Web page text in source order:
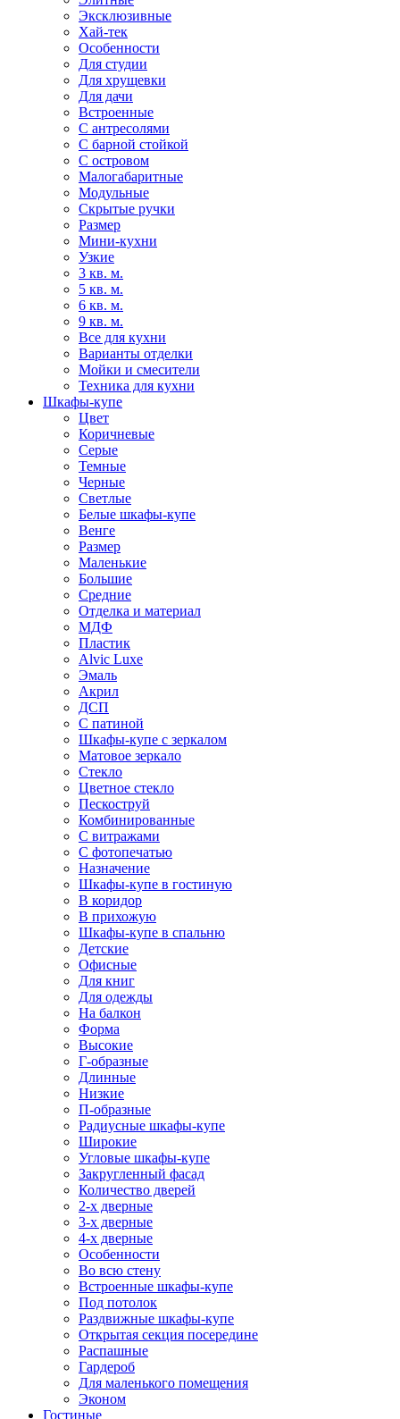
Эксклюзивные
Хай-тек
Особенности
Для студии
Для хрущевки
Для дачи
Встроенные
С антресолями
С барной стойкой
С островом
Малогабаритные
Модульные
Скрытые ручки
Размер
Мини-кухни
Узкие
3 кв. м.
5 кв. м.
6 кв. м.
9 кв. м.
Все для кухни
Варианты отделки
Мойки и смесители
Техника для кухни
Шкафы-купе
Цвет
Коричневые
Серые
Темные
Черные
Светлые
Белые шкафы-купе
Венге
Размер
Маленькие
Большие
Средние
Отделка и материал
МДФ
Пластик
Alvic Luxe
Эмаль
Акрил
ДСП
С патиной
Шкафы-купе с зеркалом
Матовое зеркало
Стекло
Цветное стекло
Пескоструй
Комбинированные
С витражами
С фотопечатью
Назначение
Шкафы-купе в гостиную
В коридор
В прихожую
Шкафы-купе в спальню
Детские
Офисные
Для книг
Для одежды
На балкон
Форма
Высокие
Г-образные
Длинные
Низкие
П-образные
Радиусные шкафы-купе
Широкие
Угловые шкафы-купе
Закругленный фасад
Количество дверей
2-х дверные
3-х дверные
4-х дверные
Особенности
Во всю стену
Встроенные шкафы-купе
Под потолок
Раздвижные шкафы-купе
Открытая секция посередине
Распашные
Гардероб
Для маленького помещения
Эконом
Гостиные